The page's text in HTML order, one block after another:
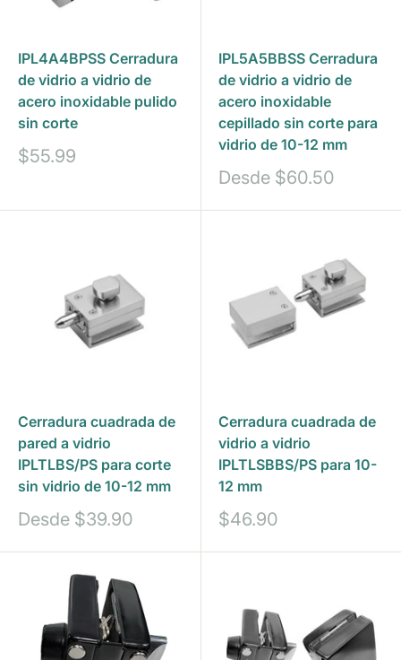
IPL4A4BPSS Cerradura
de vidrio a vidrio de
acero inoxidable pulido
sin corte
Precio
$55.99
IPL5A5BBSS Cerradura
de vidrio a vidrio de
acero inoxidable
cepillado sin corte para
vidrio de 10-12 mm
Precio
venta
Desde $60.50
Cerradura cuadrada de
pared a vidrio
IPLTLBS/PS para corte
sin vidrio de 10-12 mm
Precio
venta
Desde $39.90
Cerradura cuadrada de
vidrio a vidrio
IPLTLSBBS/PS para 10-
12 mm
Precio
venta
$46.90